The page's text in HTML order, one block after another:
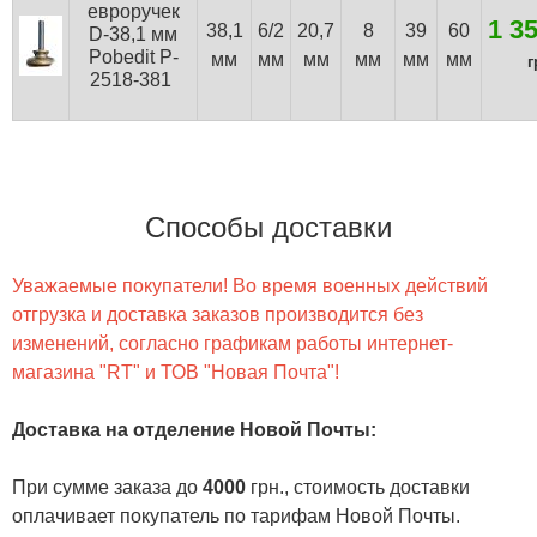
евроручек
D-38,1 мм
Pobedit P-
2518-381
38,1
мм
6/2
мм
20,7
мм
8
мм
39
мм
60
мм
1
Способы доставки
Уважаемые покупатели! Во время военных действий
отгрузка и доставка заказов производится без
изменений, согласно графикам работы интернет-
магазина "RT" и ТОВ "Новая Почта"!
Доставка на отделение Новой Почты:
При сумме заказа до 4000 грн., стоимость доставки
оплачивает покупатель по тарифам Новой Почты.